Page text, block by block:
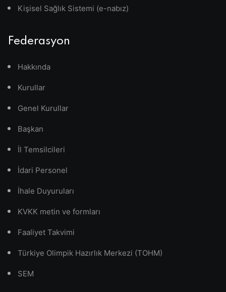
Kişisel Sağlık Sistemi (e-nabız)
Federasyon
Hakkında
Kurullar
Genel Kurullar
Başkan
İl Temsilcileri
İdari Personel
İhale Duyuruları
KVKK metin ve formları
Faaliyet Takvimi
Türkiye Olimpik Hazırlık Merkezi (TOHM)
SEM